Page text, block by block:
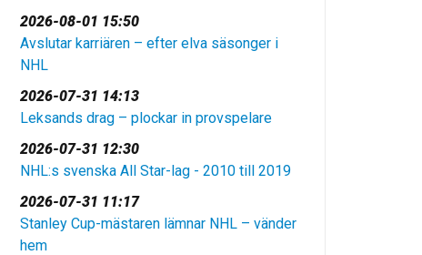
2026-08-01 15:50
Avslutar karriären – efter elva säsonger i
NHL
2026-07-31 14:13
Leksands drag – plockar in provspelare
2026-07-31 12:30
NHL:s svenska All Star-lag - 2010 till 2019
2026-07-31 11:17
Stanley Cup-mästaren lämnar NHL – vänder
hem